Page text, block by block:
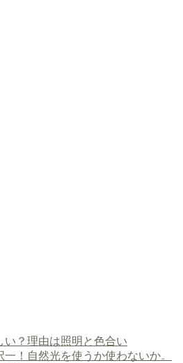
い？理由は照明と色合い
！自然光を使うか使わないか。